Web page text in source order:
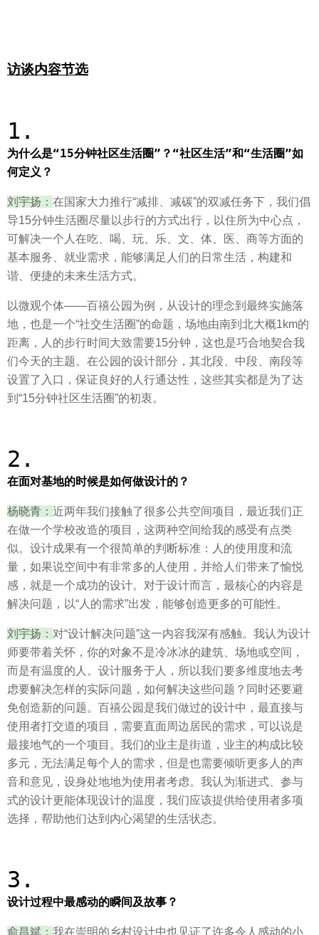
访谈内容节选
1.
为什么是“15分钟社区生活圈”？“社区生活”和“生活圈”如
何定义？
刘宇扬： 在国家大力推行“减排、减碳”的双减任务下，我们倡
导15分钟生活圈尽量以步行的方式出行，以住所为中心点，
可解决一个人在吃、喝、玩、乐、文、体、医、商等方面的
基本服务、就业需求，能够满足人们的日常生活，构建和
谐、便捷的未来生活方式。
以微观个体——百禧公园为例，从设计的理念到最终实施落
地，也是一个“社交生活圈”的命题，场地由南到北大概1km的
距离，人的步行时间大致需要15分钟，这也是巧合地契合我
们今天的主题。在公园的设计部分，其北段、中段、南段等
设置了入口，保证良好的人行通达性，这些其实都是为了达
到“15分钟社区生活圈”的初衷。
2.
在面对基地的时候是如何做设计的？
杨晓青： 近两年我们接触了很多公共空间项目，最近我们正
在做一个学校改造的项目，这两种空间给我的感受有点类
似。设计成果有一个很简单的判断标准：人的使用度和流
量，如果说空间中有非常多的人使用，并给人们带来了愉悦
感，就是一个成功的设计。对于设计而言，最核心的内容是
解决问题，以“人的需求”出发，能够创造更多的可能性。
刘宇扬： 对“设计解决问题”这一内容我深有感触。我认为设计
师要带着关怀，你的对象不是冷冰冰的建筑、场地或空间，
而是有温度的人。设计服务于人，所以我们要多维度地去考
虑要解决怎样的实际问题，如何解决这些问题？同时还要避
免创造新的问题。百禧公园是我们做过的设计中，最直接与
使用者打交道的项目，需要直面周边居民的需求，可以说是
最接地气的一个项目。我们的业主是街道，业主的构成比较
多元，无法满足每个人的需求，但是也需要倾听更多人的声
音和意见，设身处地地为使用者考虑。我认为渐进式、参与
式的设计更能体现设计的温度，我们应该提供给使用者多项
选择，帮助他们达到内心渴望的生活状态。
3.
设计过程中最感动的瞬间及故事？
俞昌斌： 我在崇明的乡村设计中也见证了许多令人感动的小